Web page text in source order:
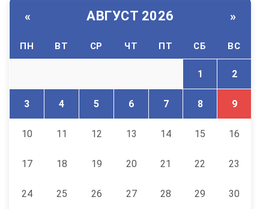
« АВГУСТ 2026 »
ПН ВТ СР ЧТ ПТ СБ ВС
1 2
3 4 5 6 7 8 9
10 11 12 13 14 15 16
17 18 19 20 21 22 23
24 25 26 27 28 29 30